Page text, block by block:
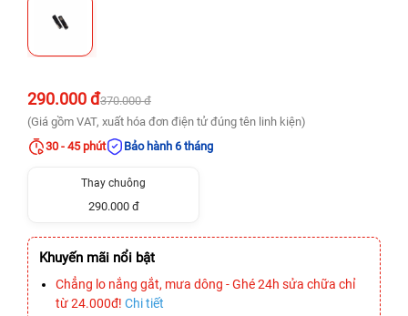
290.000 đ370.000 đ
(Giá gồm VAT, xuất hóa đơn điện tử đúng tên linh kiện)
30 - 45 phút
Bảo hành 6 tháng
Thay chuông
290.000 đ
Khuyến mãi nổi bật
Chẳng lo nắng gắt, mưa dông - Ghé 24h sửa chữa chỉ
từ 24.000đ! Chi tiết